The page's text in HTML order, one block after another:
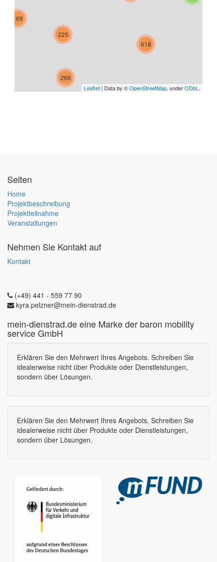
169
266
225
618
Leaflet | Data by ©OpenStreetMap, underODbL .
Seiten
Home
Projektbeschreibung
Projektteilnahme
Veranstaltungen
Nehmen Sie Kontakt auf
Kontakt
(+49) 441 - 559 77 90
kyra.pelzner@mein-dienstrad.de
mein-dienstrad.de eine Marke der baron mobility
service GmbH
Erklären Sie den Mehrwert Ihres Angebots. Schreiben Sie
idealerweise nicht über Produkte oder Dienstleistungen,
sondern über Lösungen.
Erklären Sie den Mehrwert Ihres Angebots. Schreiben Sie
idealerweise nicht über Produkte oder Dienstleistungen,
sondern über Lösungen.